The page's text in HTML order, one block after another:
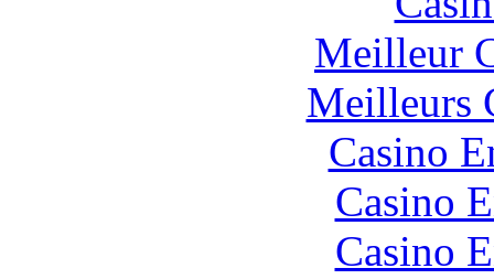
Meilleur
Meilleurs
Casino
Casino
Casino